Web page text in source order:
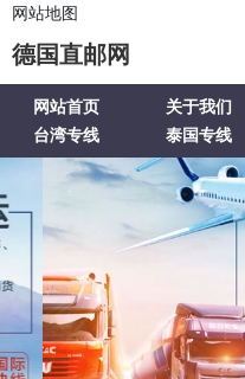
网站地图
德国直邮网
网站首页 关于我们
台湾专线
泰国专线